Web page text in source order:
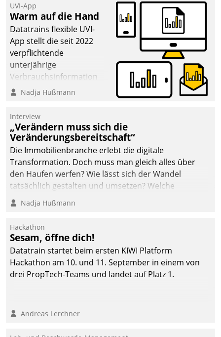
UVI-App
Warm auf die Hand
Datatrains flexible UVI-
App stellt die seit 2022
verpflichtende
unterjährige
Verbrauchsinformation
schnell, zuverlässig und
Die monatlichen
Mitteilungen zum
Heizungs- und
Wasserverbrauch gehen
automatisiert, vollständig
und auf Wunsch über
mehrere zuvor
Kommunikationswege bei
Nadja Hußmann
Interview
„Verändern muss sich die
Veränderungsbereitschaft“
Die Immobilienbranche erlebt die digitale
Transformation. Doch muss man gleich alles über
den Haufen werfen? Wie lässt sich der Wandel
tatsächlich gestalten und umsetzen? Welche
Argumente zählen wirklich?
Nadja Hußmann
Hackathon
Sesam, öffne dich!
Datatrain startet beim ersten KIWI Platform
Hackathon am 10. und 11. September in einem von
drei PropTech-Teams und landet auf Platz 1.
Andreas Lerchner